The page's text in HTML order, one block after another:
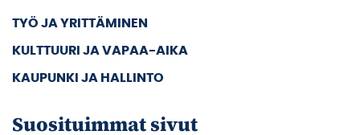
TYÖ JA YRITTÄMINEN
KULTTUURI JA VAPAA-AIKA
KAUPUNKI JA HALLINTO
Suosituimmat sivut